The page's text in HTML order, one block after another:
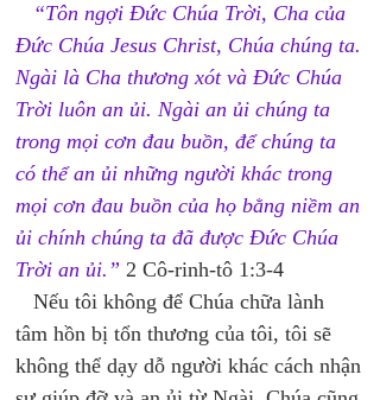
“Tôn ngợi Đức Chúa Trời, Cha của
Đức Chúa Jesus Christ, Chúa chúng ta.
Ngài là Cha thương xót và Đức Chúa
Trời luôn an ủi. Ngài an ủi chúng ta
trong mọi cơn đau buồn, để chúng ta
có thể an ủi những người khác trong
mọi cơn đau buồn của họ bằng niềm an
ủi chính chúng ta đã được Đức Chúa
Trời an ủi.” 2 Cô-rinh-tô 1:3-4
Nếu tôi không để Chúa chữa lành
tâm hồn bị tổn thương của tôi, tôi sẽ
không thể dạy dỗ người khác cách nhận